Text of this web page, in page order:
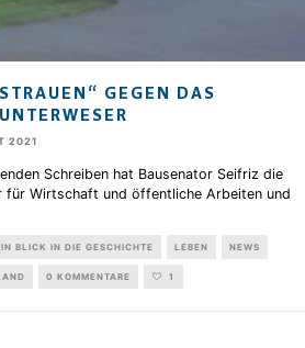
GEGEN DAS K
2021
Schreiben hat Bausenator Seifriz die
für Wirtschaft und öffentliche Arbeiten und
BLICK IN DIE GESCHICHTE LEBEN NEWS
0 KOMMENTARE 1